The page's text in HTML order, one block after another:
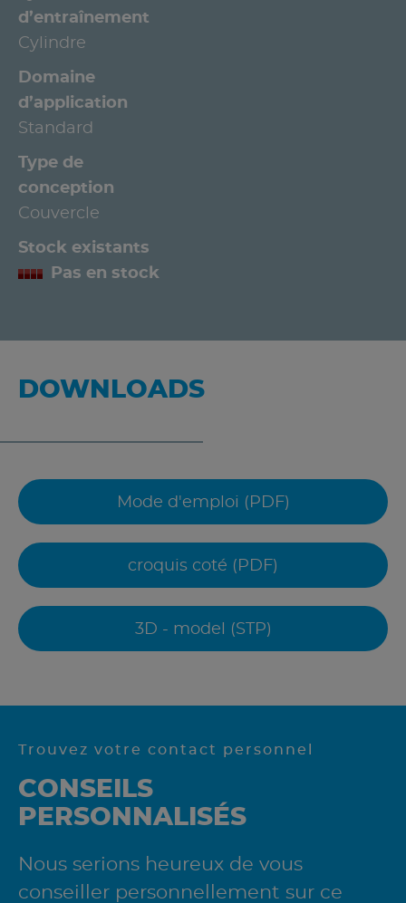
d’entraînement
Cylindre
Domaine
d’application
Standard
Type de
conception
Couvercle
Stock existants
Pas en stock
DOWNLOADS
Mode d'emploi (PDF)
croquis coté (PDF)
3D - model (STP)
Trouvez votre contact personnel
CONSEILS
PERSONNALISÉS
Nous serions heureux de vous
conseiller personnellement sur ce